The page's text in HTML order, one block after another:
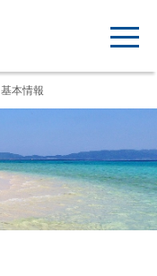
基本情報